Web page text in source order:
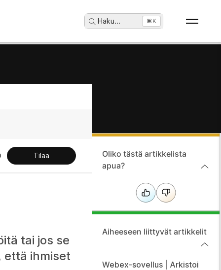
Haku... ⌘K
Tilaa
tai jos se
että ihmiset
Oliko tästä artikkelista
apua?
Aiheeseen liittyvät artikkelit
Webex-sovellus | Arkistoi